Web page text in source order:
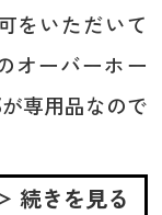
をいただいて
オーバーホー
専用品なので
続きを見る